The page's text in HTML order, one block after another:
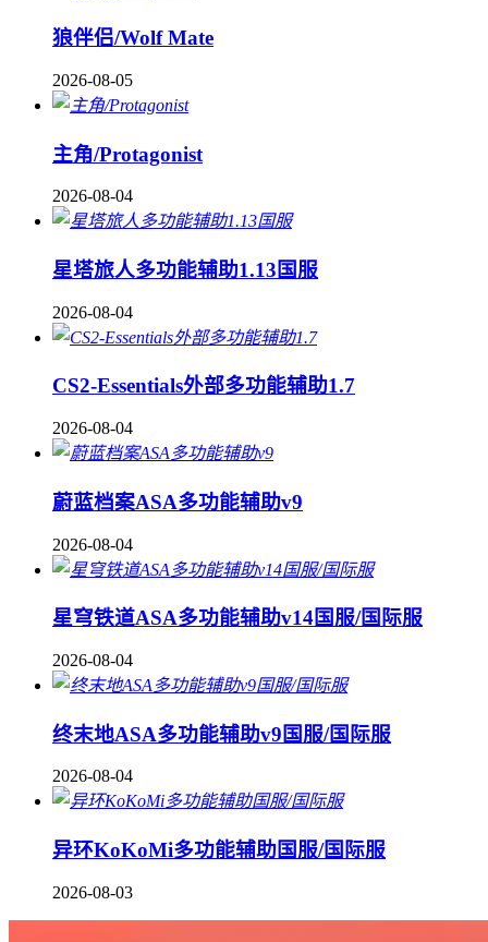
狼伴侣/Wolf Mate
2026-08-05
主角/Protagonist
2026-08-04
星塔旅人多功能辅助1.13国服
2026-08-04
CS2-Essentials外部多功能辅助1.7
2026-08-04
蔚蓝档案ASA多功能辅助v9
2026-08-04
星穹铁道ASA多功能辅助v14国服/国际服
2026-08-04
终末地ASA多功能辅助v9国服/国际服
2026-08-04
异环KoKoMi多功能辅助国服/国际服
2026-08-03